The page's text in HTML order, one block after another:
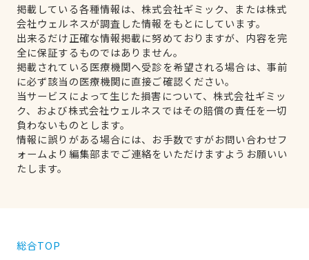
掲載している各種情報は、株式会社ギミック、または株式
会社ウェルネスが調査した情報をもとにしています。
出来るだけ正確な情報掲載に努めておりますが、内容を完
全に保証するものではありません。
掲載されている医療機関へ受診を希望される場合は、事前
に必ず該当の医療機関に直接ご確認ください。
当サービスによって生じた損害について、株式会社ギミッ
ク、および株式会社ウェルネスではその賠償の責任を一切
負わないものとします。
情報に誤りがある場合には、お手数ですがお問い合わせフ
ォームより編集部までご連絡をいただけますようお願いい
たします。
総合TOP